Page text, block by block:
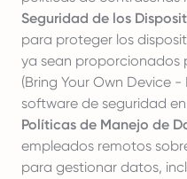
Seguridad de los
para proteger los
ya sean proporcionados
(Bring Your Own Device
software de seguridad
Políticas de Manejo de
empleados remotos
para gestionar datos,